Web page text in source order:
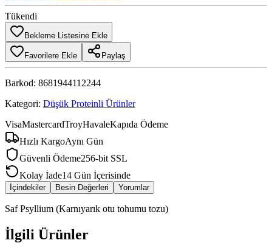
Tükendi
Bekleme Listesine Ekle
Favorilere Ekle Paylaş
Barkod: 8681944112244
Kategori: Düşük Proteinli Ürünler
VisaMastercardTroyHavaleKapıda Ödeme
Hızlı KargoAynı Gün
Güvenli Ödeme256-bit SSL
Kolay İade14 Gün İçerisinde
İçindekiler Besin Değerleri Yorumlar
Saf Psyllium (Karnıyarık otu tohumu tozu)
İlgili Ürünler